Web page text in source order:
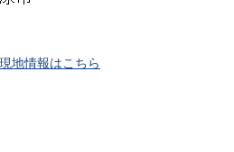
地情報はこちら